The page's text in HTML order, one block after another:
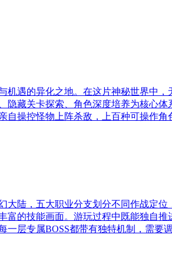
遇的异化之地。在这片神秘世界中
藏关卡探索、角色深度培养为核心
操控怪物上阵杀敌，上百种可操作角
陆，五大职业分支划分不同作战定
的技能画面。游玩过程中既能独自
层专属BOSS都带有独特机制，需要